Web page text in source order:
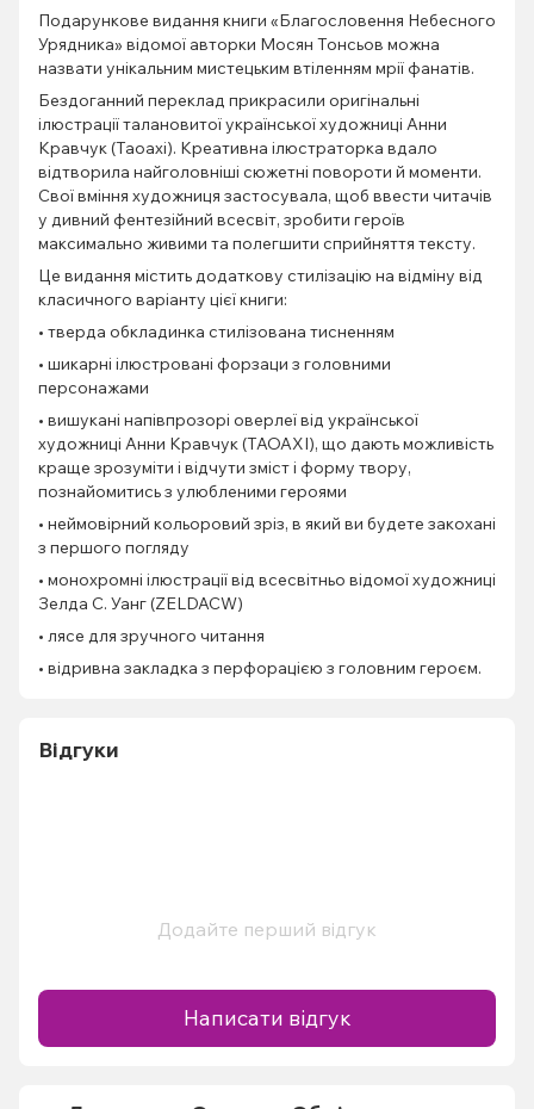
Подарункове видання книги «Благословення Небесного
Урядника» відомої авторки Мосян Тонсьов можна
назвати унікальним мистецьким втіленням мрії фанатів.
Бездоганний переклад прикрасили оригінальні
ілюстрації талановитої української художниці Анни
Кравчук (Таоахі). Креативна ілюстраторка вдало
відтворила найголовніші сюжетні повороти й моменти.
Свої вміння художниця застосувала, щоб ввести читачів
у дивний фентезійний всесвіт, зробити героїв
максимально живими та полегшити сприйняття тексту.
Це видання містить додаткову стилізацію на відміну від
класичного варіанту цієї книги:
• тверда обкладинка стилізована тисненням
• шикарні ілюстровані форзаци з головними
персонажами
• вишукані напівпрозорі оверлеї від української
художниці Анни Кравчук (TAOAXI), що дають можливість
краще зрозуміти і відчути зміст і форму твору,
познайомитись з улюбленими героями
• неймовірний кольоровий зріз, в який ви будете закохані
з першого погляду
• монохромні ілюстрації від всесвітньо відомої художниці
Зелда С. Уанг (ZELDACW)
• лясе для зручного читання
• відривна закладка з перфорацією з головним героєм.
Відгуки
Додайте перший відгук
Написати відгук